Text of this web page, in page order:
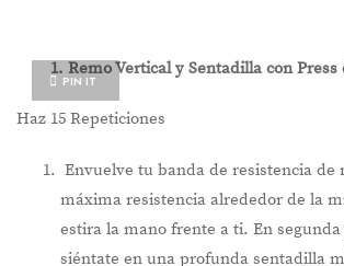
PIN IT
1. Remo Vertical y Sentadilla con
Haz 15 Repeticiones
Envuelve tu banda de resistencia de
máxima resistencia alrededor de la
estira la mano frente a ti. En
siéntate en una profunda sentadilla